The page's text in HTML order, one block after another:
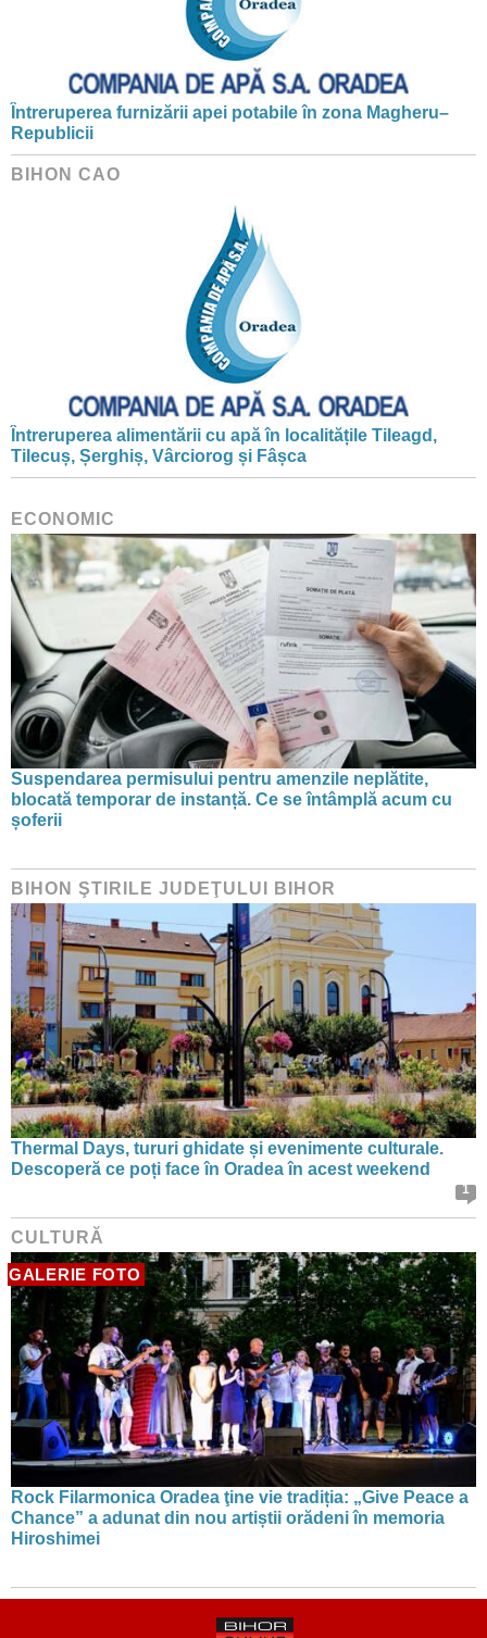
Întreruperea furnizării apei potabile în zona Magheru–
Republicii
BIHON CAO
Întreruperea alimentării cu apă în localitățile Tileagd,
Tilecuș, Șerghiș, Vârciorog și Fâșca
ECONOMIC
Suspendarea permisului pentru amenzile neplătite,
blocată temporar de instanță. Ce se întâmplă acum cu
șoferii
BIHON ŞTIRILE JUDEŢULUI BIHOR
Thermal Days, tururi ghidate și evenimente culturale.
Descoperă ce poți face în Oradea în acest weekend
1
CULTURĂ
GALERIE FOTO
Rock Filarmonica Oradea ţine vie tradiția: „Give Peace a
Chance” a adunat din nou artiștii orădeni în memoria
Hiroshimei